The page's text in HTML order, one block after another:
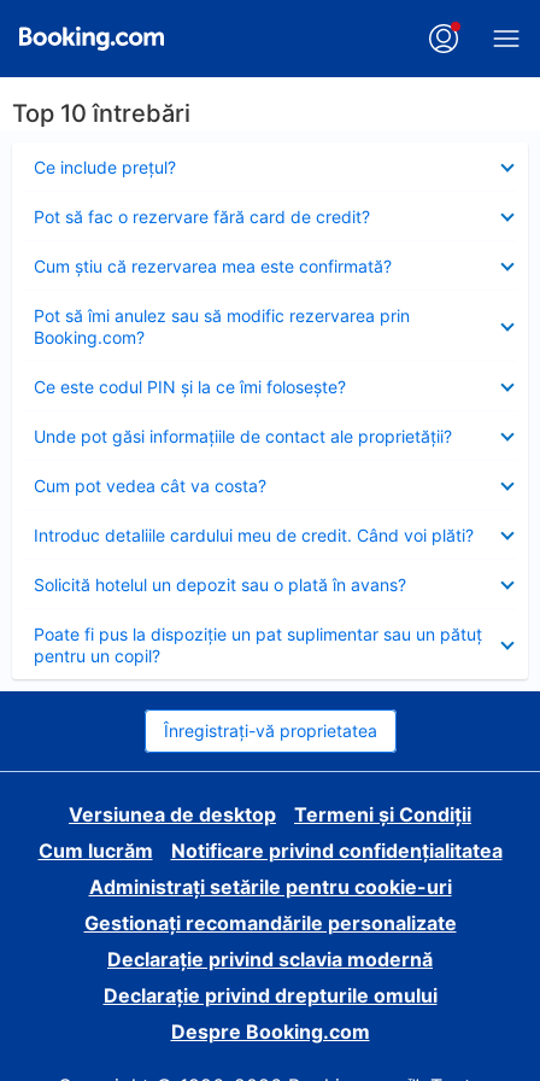
Top 10 întrebări
Ce include preţul?
închis
Pot să fac o rezervare fără card de credit?
închis
Cum ştiu că rezervarea mea este confirmată?
închis
Pot să îmi anulez sau să modific rezervarea prin
Booking.com?
închis
Ce este codul PIN şi la ce îmi foloseşte?
închis
Unde pot găsi informațiile de contact ale proprietății?
închis
Cum pot vedea cât va costa?
închis
Introduc detaliile cardului meu de credit. Când voi plăti?
închis
Solicită hotelul un depozit sau o plată în avans?
închis
Poate fi pus la dispoziție un pat suplimentar sau un pătuț
pentru un copil?
închis
Înregistrați-vă proprietatea
Versiunea de desktop
Termeni și Condiții
Cum lucrăm
Notificare privind confidențialitatea
Administrați setările pentru cookie-uri
Gestionați recomandările personalizate
Declarație privind sclavia modernă
Declarație privind drepturile omului
Despre Booking.com